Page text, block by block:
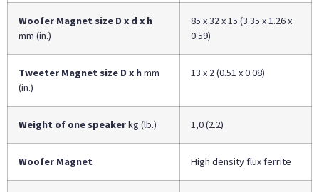
Woofer Magnet size D x d x h
mm (in.)
85 x 32 x 15 (3.35 x 1.26 x
0.59)
Tweeter Magnet size D x hmm
(in.)
13 x 2 (0.51 x 0.08)
Weight of one speakerkg (lb.) 1,0 (2.2)
Woofer Magnet High density flux ferrite